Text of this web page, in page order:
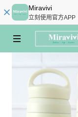
Miravivi
立刻使用官方APP